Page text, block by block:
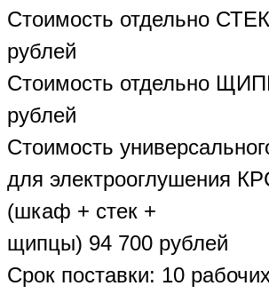
Стоимость отдельно
рублей
Стоимость отдельно
рублей
Стоимость
для электрооглушения
(шкаф + стек +
щипцы) 94 700 рублей
Срок поставки: 10